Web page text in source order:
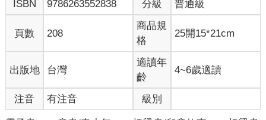
突然，門打開了。一位穿著藍衣白褲的警衛站在他們面前。
他看起來像美國革命時期的士兵，傑克心想。
「訪客不許進入。」警衛說。
「但是，先生，我們不是訪客。」安妮很有禮貌的說：「我們來
送午餐給班博士，是他的女兒莎拉夫人交代的。」
「好，進來。」警衛說，一邊離開門口。
傑克和安妮走進建築物裡。
「博士在會議室。」警衛說，一邊指著大廳。「到房間外面等到
ISBN 9786263552838 分級 普通級
頁數 208
商品規
格
25開15*21cm
出版地 台灣
適讀年
齡
4~6歲適讀
注音 有注音 級別